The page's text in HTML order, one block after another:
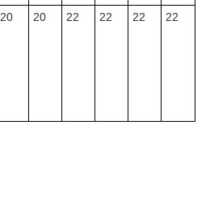
20 20 22 22 22 22